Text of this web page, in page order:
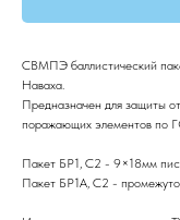
СВМПЭ баллистический
Наваха.
Предназначен для защиты
поражающих элементов по
Пакет БР1, С2 - 9×18мм
Пакет БР1А, С2 -